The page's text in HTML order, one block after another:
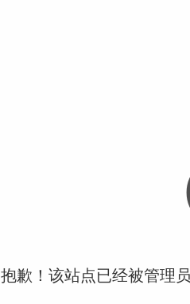
抱歉！该站点已经被管理